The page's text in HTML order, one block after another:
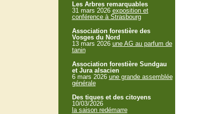
Les Arbres remarquables
31 mars 2026 exposition et
conférence à Strasbourg
Association forestière des
Vosges du Nord
13 mars 2026 une AG au parfum de
tanin
Association forestière Sundgau
et Jura alsacien
6 mars 2026 une grande assemblée
générale
Des tiques et des citoyens
10/03/2026
la saison redémarre